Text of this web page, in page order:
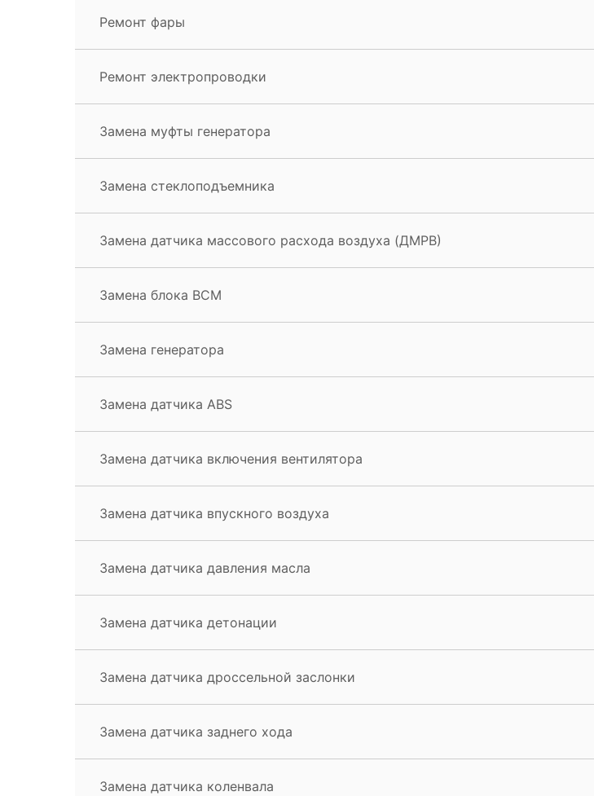
Ремонт фары
Ремонт электропроводки
Замена муфты генератора
Замена стеклоподъемника
Замена датчика массового расхода воздуха (ДМРВ)
Замена блока BCM
Замена генератора
Замена датчика ABS
Замена датчика включения вентилятора
Замена датчика впускного воздуха
Замена датчика давления масла
Замена датчика детонации
Замена датчика дроссельной заслонки
Замена датчика заднего хода
Замена датчика коленвала